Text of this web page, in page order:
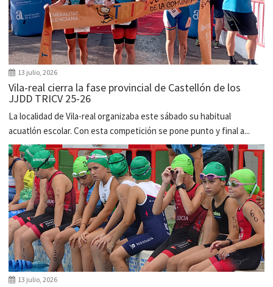
13 julio, 2026
Vila-real cierra la fase provincial de Castellón de los
JJDD TRICV 25-26
La localidad de Vila-real organizaba este sábado su habitual
acuatlón escolar. Con esta competición se pone punto y final a...
13 julio, 2026